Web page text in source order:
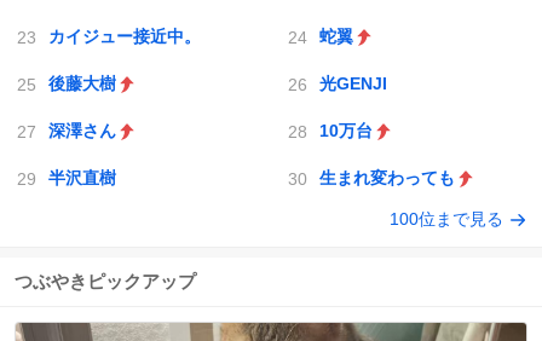
カイジュー接近中。 蛇翼
後藤大樹 光GENJI
深澤さん 10万台
半沢直樹 生まれ変わっても
100位まで見る
つぶやきピックアップ